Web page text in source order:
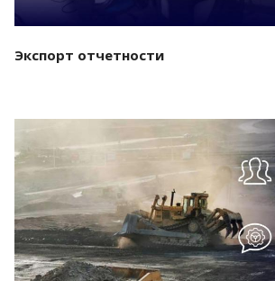
Экспорт отчетности
Смотреть проект